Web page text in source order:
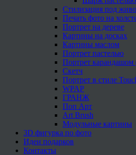
Стилизация под
Печать фото на
Портрет на дереве
Картины на досках
Картины маслом
Портрет пастелью
Портрет карандашом
Скетч
Портрет в стиле
WPAP
ГРАНЖ
Поп Арт
Art Brush
Модульные картины
3D фигурка по фото
Идеи подарков
Контакты